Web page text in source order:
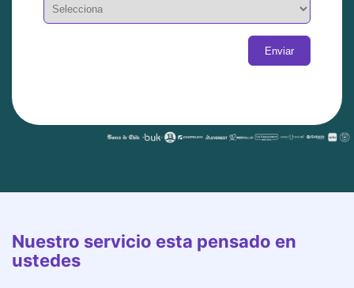
Nuestro servicio esta pensado en
ustedes